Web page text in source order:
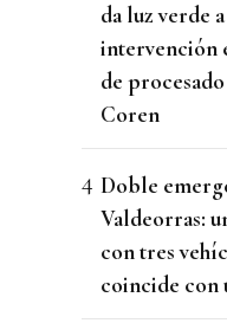
da luz verde
intervención
de
Coren
Doble
Valdeorras:
con tres
coincide con